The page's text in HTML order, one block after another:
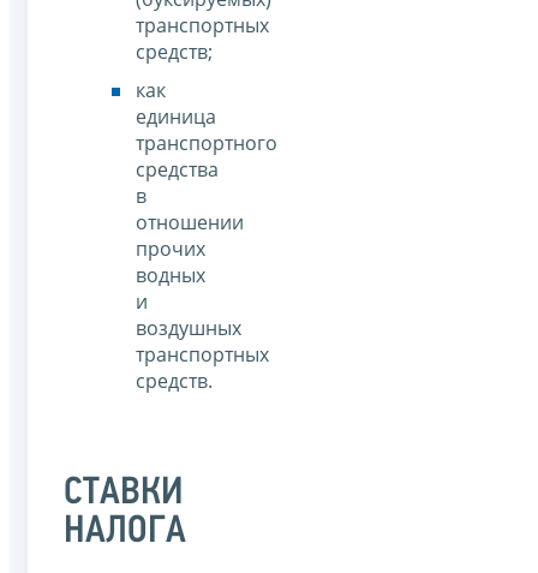
транспортных
средств;
как
единица
транспортного
средства
в
отношении
прочих
водных
и
воздушных
транспортных
средств.
СТАВКИ
НАЛОГА